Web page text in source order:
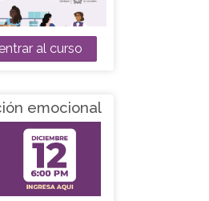
al curso
emocional